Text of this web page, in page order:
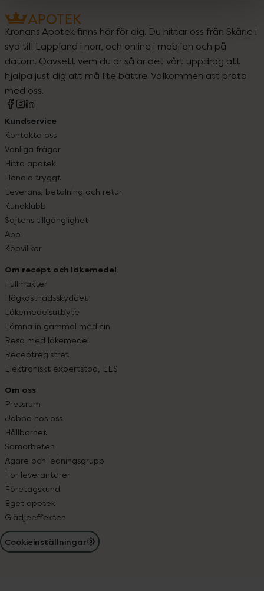
Kronans Apotek finns här för dig. Du hittar oss från Skåne i
syd till Lappland i norr, och online i mobilen och på
datorn. Oavsett vem du är så är det vårt uppdrag att
hjälpa just dig att må lite bättre. Välkommen att prata
med oss.
Kundservice
Kontakta oss
Vanliga frågor
Hitta apotek
Handla tryggt
Leverans, betalning och retur
Kundklubb
Sajtens tillgänglighet
App
Köpvillkor
Om recept och läkemedel
Fullmakter
Högkostnadsskyddet
Läkemedelsutbyte
Lämna in gammal medicin
Resa med läkemedel
Receptregistret
Elektroniskt expertstöd, EES
Om oss
Pressrum
Jobba hos oss
Hållbarhet
Samarbeten
Ägare och ledningsgrupp
För leverantörer
Företagskund
Eget apotek
Glädjeeffekten
Cookieinställningar